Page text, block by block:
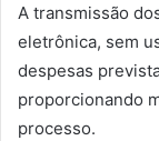
A transmissão
eletrônica, sem
despesas
proporcionando
processo.